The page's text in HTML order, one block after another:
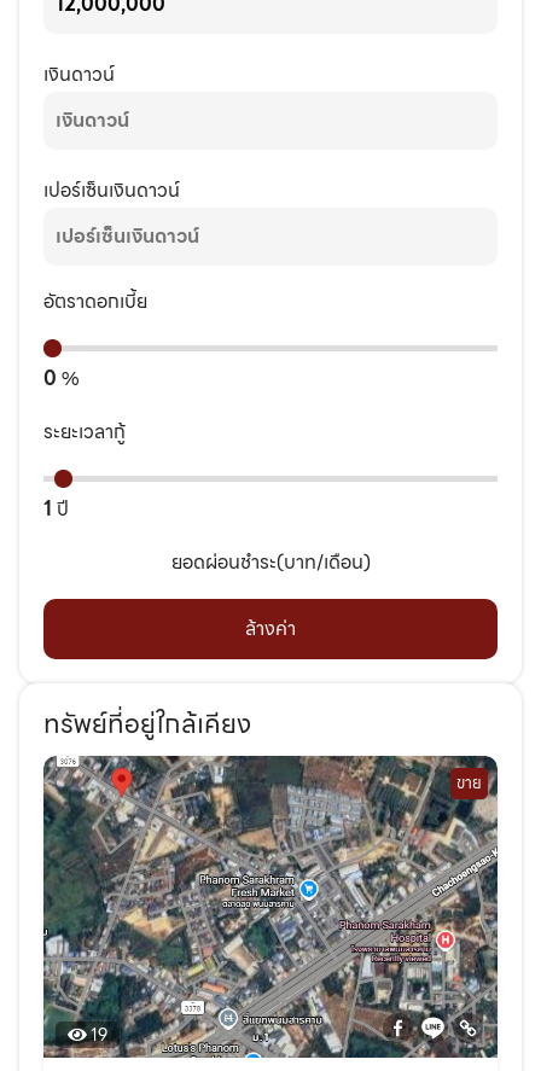
เงินดาวน์
เปอร์เซ็นเงินดาวน์
อัตราดอกเบี้ย
0 %
ระยะเวลากู้
1 ปี
ยอดผ่อนชำระ(บาท/เดือน)
ล้างค่า
ทรัพย์ที่อยู่ใกล้เคียง
ขาย
19